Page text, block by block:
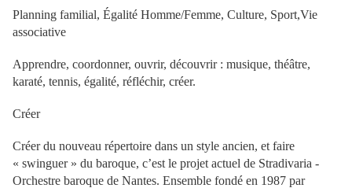
Planning familial, Égalité Homme/Femme, Culture, Sport,Vie
associative
Apprendre, coordonner, ouvrir, découvrir : musique, théâtre,
karaté, tennis, égalité, réfléchir, créer.
Créer
Créer du nouveau répertoire dans un style ancien, et faire
« swinguer » du baroque, c’est le projet actuel de Stradivaria -
Orchestre baroque de Nantes. Ensemble fondé en 1987 par